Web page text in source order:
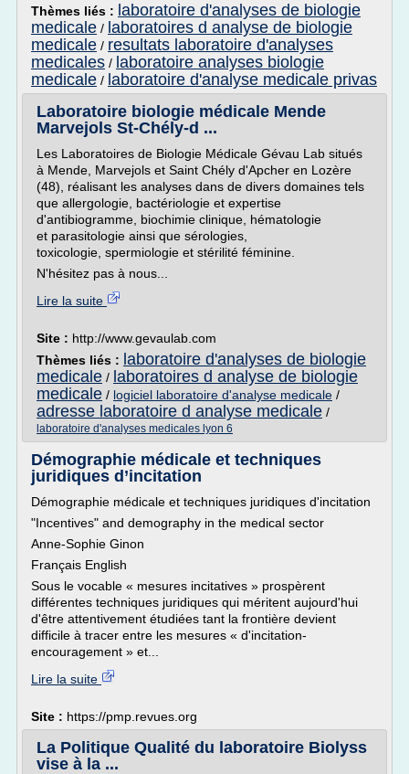
Thèmes liés : laboratoire d'analyses de biologie
medicale / laboratoires d analyse de biologie
medicale / resultats laboratoire d'analyses
medicales / laboratoire analyses biologie
medicale / laboratoire d'analyse medicale privas
Laboratoire biologie médicale Mende
Marvejols St-Chély-d ...
Les Laboratoires de Biologie Médicale Gévau Lab situés
à Mende, Marvejols et Saint Chély d'Apcher en Lozère
(48), réalisant les analyses dans de divers domaines tels
que allergologie, bactériologie et expertise
d'antibiogramme, biochimie clinique, hématologie
et parasitologie ainsi que sérologies,
toxicologie, spermiologie et stérilité féminine.
N'hésitez pas à nous...
Lire la suite
Site : http://www.gevaulab.com
Thèmes liés : laboratoire d'analyses de biologie
medicale / laboratoires d analyse de biologie
medicale / logiciel laboratoire d'analyse medicale /
adresse laboratoire d analyse medicale /
laboratoire d'analyses medicales lyon 6
Démographie médicale et techniques
juridiques d’incitation
Démographie médicale et techniques juridiques d'incitation
"Incentives" and demography in the medical sector
Anne-Sophie Ginon
Français English
Sous le vocable « mesures incitatives » prospèrent
différentes techniques juridiques qui méritent aujourd'hui
d'être attentivement étudiées tant la frontière devient
difficile à tracer entre les mesures « d'incitation-
encouragement » et...
Lire la suite
Site : https://pmp.revues.org
La Politique Qualité du laboratoire Biolyss
vise à la ...